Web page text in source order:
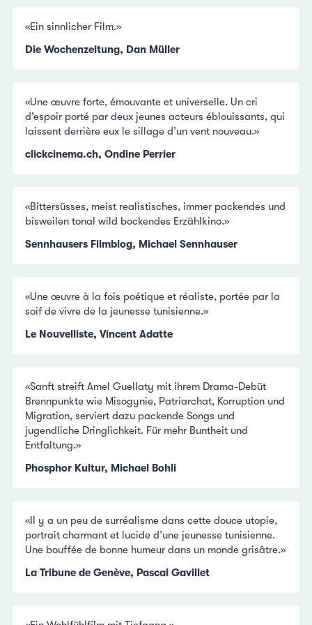
«Ein sinnlicher Film.»
Die Wochenzeitung, Dan Müller
«Une œuvre forte, émouvante et universelle. Un cri
d’espoir porté par deux jeunes acteurs éblouissants, qui
laissent derrière eux le sillage d’un vent nouveau.»
clickcinema.ch, Ondine Perrier
«Bittersüsses, meist realistisches, immer packendes und
bisweilen tonal wild bockendes Erzählkino.»
Sennhausers Filmblog, Michael Sennhauser
«Une œuvre à la fois poétique et réaliste, portée par la
soif de vivre de la jeunesse tunisienne.»
Le Nouvelliste, Vincent Adatte
«Sanft streift Amel Guellaty mit ihrem Drama-Debüt
Brennpunkte wie Misogynie, Patriarchat, Korruption und
Migration, serviert dazu packende Songs und
jugendliche Dringlichkeit. Für mehr Buntheit und
Entfaltung.»
Phosphor Kultur, Michael Bohli
«Il y a un peu de surréalisme dans cette douce utopie,
portrait charmant et lucide d’une jeunesse tunisienne.
Une bouffée de bonne humeur dans un monde grisâtre.»
La Tribune de Genève, Pascal Gavillet